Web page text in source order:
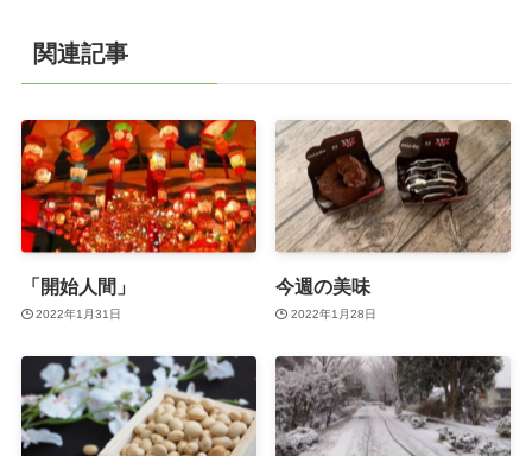
関連記事
「開始人間」
2022年1月31日
今週の美味
2022年1月28日